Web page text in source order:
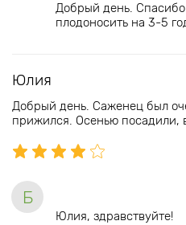
Добрый день.
плодоносить на 3-5
Юлия
Добрый день. Саженец был
прижился. Осенью посадили,
Б
Юлия, здравствуйте!